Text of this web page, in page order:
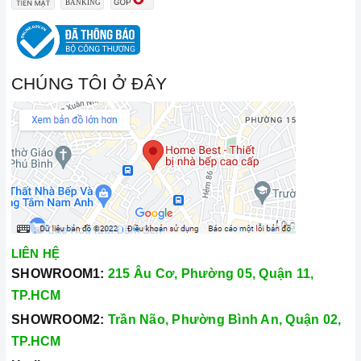
CHÚNG TÔI Ở ĐÂY
LIÊN HỆ
SHOWROOM1: 215 Âu Cơ, Phường 05, Quận 11,
TP.HCM
SHOWROOM2: Trần Não, Phường Bình An, Quận 02,
TP.HCM